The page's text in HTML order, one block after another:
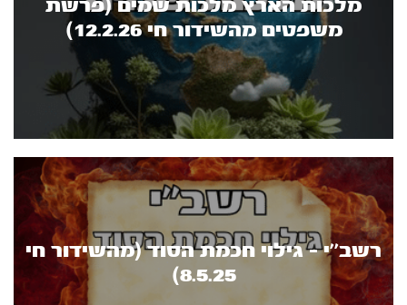
מלכות הארץ מלכות שמים (פרשת
משפטים מהשידור חי 12.2.26)
רשב''י - גילוי חכמת הסוד (מהשידור חי
8.5.25)